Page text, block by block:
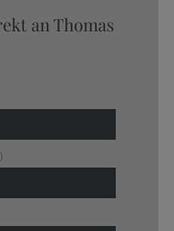
an Thomas